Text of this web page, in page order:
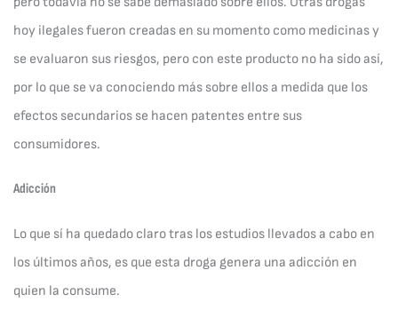
hoy ilegales fueron creadas en su momento como medicinas y
se evaluaron sus riesgos, pero con este producto no ha sido así,
por lo que se va conociendo más sobre ellos a medida que los
efectos secundarios se hacen patentes entre sus
consumidores.
Adicción
Lo que sí ha quedado claro tras los estudios llevados a cabo en
los últimos años, es que esta droga genera una adicción en
quien la consume.